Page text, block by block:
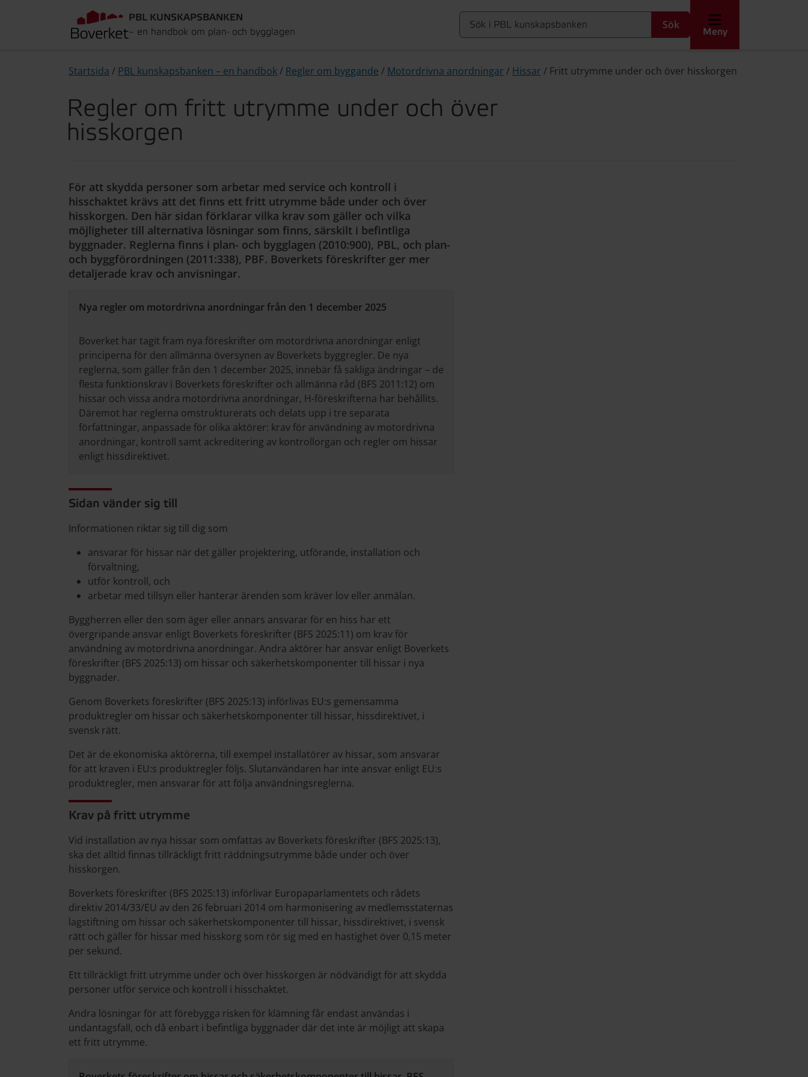
PBL KUNSKAPSBANKEN
– en handbok om plan- och bygglagen
Sök
Meny
Startsida / PBL kunskapsbanken – en handbok/ Regler om byggande / Motordrivna anordningar / Hissar / Fritt utrymme under och över hisskorgen
Regler om fritt utrymme under och över
hisskorgen
För att skydda personer som arbetar med service och kontroll i
hisschaktet krävs att det finns ett fritt utrymme både under och över
hisskorgen. Den här sidan förklarar vilka krav som gäller och vilka
möjligheter till alternativa lösningar som finns, särskilt i befintliga
byggnader. Reglerna finns i plan- och bygglagen (2010:900), PBL, och plan-
och byggförordningen (2011:338), PBF. Boverkets föreskrifter ger mer
detaljerade krav och anvisningar.
Nya regler om motordrivna anordningar från den 1 december 2025
Boverket har tagit fram nya föreskrifter om motordrivna anordningar enligt
principerna för den allmänna översynen av Boverkets byggregler. De nya
reglerna, som gäller från den 1 december 2025, innebär få sakliga ändringar – de
flesta funktionskrav i Boverkets föreskrifter och allmänna råd (BFS 2011:12) om
hissar och vissa andra motordrivna anordningar, H-föreskrifterna har behållits.
Däremot har reglerna omstrukturerats och delats upp i tre separata
författningar, anpassade för olika aktörer: krav för användning av motordrivna
anordningar, kontroll samt ackreditering av kontrollorgan och regler om hissar
enligt hissdirektivet.
Sidan vänder sig till
Informationen riktar sig till dig som
ansvarar för hissar när det gäller projektering, utförande, installation och
förvaltning,
utför kontroll, och
arbetar med tillsyn eller hanterar ärenden som kräver lov eller anmälan.
Byggherren eller den som äger eller annars ansvarar för en hiss har ett
övergripande ansvar enligt Boverkets föreskrifter (BFS 2025:11) om krav för
användning av motordrivna anordningar. Andra aktörer har ansvar enligt Boverkets
föreskrifter (BFS 2025:13) om hissar och säkerhetskomponenter till hissar i nya
byggnader.
Genom Boverkets föreskrifter (BFS 2025:13) införlivas EU:s gemensamma
produktregler om hissar och säkerhetskomponenter till hissar, hissdirektivet, i
svensk rätt.
Det är de ekonomiska aktörerna, till exempel installatörer av hissar, som ansvarar
för att kraven i EU:s produktregler följs. Slutanvändaren har inte ansvar enligt EU:s
produktregler, men ansvarar för att följa användningsreglerna.
Krav på fritt utrymme
Vid installation av nya hissar som omfattas av Boverkets föreskrifter (BFS 2025:13),
ska det alltid finnas tillräckligt fritt räddningsutrymme både under och över
hisskorgen.
Boverkets föreskrifter (BFS 2025:13) införlivar Europaparlamentets och rådets
direktiv 2014/33/EU av den 26 februari 2014 om harmonisering av medlemsstaternas
lagstiftning om hissar och säkerhetskomponenter till hissar, hissdirektivet, i svensk
rätt och gäller för hissar med hisskorg som rör sig med en hastighet över 0,15 meter
per sekund.
Ett tillräckligt fritt utrymme under och över hisskorgen är nödvändigt för att skydda
personer utför service och kontroll i hisschaktet.
Andra lösningar för att förebygga risken för klämning får endast användas i
undantagsfall, och då enbart i befintliga byggnader där det inte är möjligt att skapa
ett fritt utrymme.